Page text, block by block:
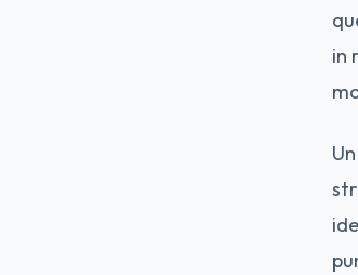
in